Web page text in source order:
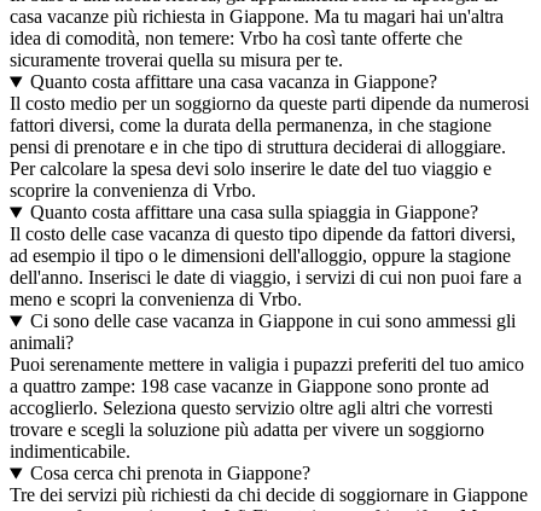
casa vacanze più richiesta in Giappone. Ma tu magari hai un'altra
idea di comodità, non temere: Vrbo ha così tante offerte che
sicuramente troverai quella su misura per te.
Quanto costa affittare una casa vacanza in Giappone?
Il costo medio per un soggiorno da queste parti dipende da numerosi
fattori diversi, come la durata della permanenza, in che stagione
pensi di prenotare e in che tipo di struttura deciderai di alloggiare.
Per calcolare la spesa devi solo inserire le date del tuo viaggio e
scoprire la convenienza di Vrbo.
Quanto costa affittare una casa sulla spiaggia in Giappone?
Il costo delle case vacanza di questo tipo dipende da fattori diversi,
ad esempio il tipo o le dimensioni dell'alloggio, oppure la stagione
dell'anno. Inserisci le date di viaggio, i servizi di cui non puoi fare a
meno e scopri la convenienza di Vrbo.
Ci sono delle case vacanza in Giappone in cui sono ammessi gli
animali?
Puoi serenamente mettere in valigia i pupazzi preferiti del tuo amico
a quattro zampe: 198 case vacanze in Giappone sono pronte ad
accoglierlo. Seleziona questo servizio oltre agli altri che vorresti
trovare e scegli la soluzione più adatta per vivere un soggiorno
indimenticabile.
Cosa cerca chi prenota in Giappone?
Tre dei servizi più richiesti da chi decide di soggiornare in Giappone